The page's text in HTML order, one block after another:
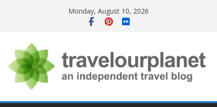
Monday, August 10, 2026